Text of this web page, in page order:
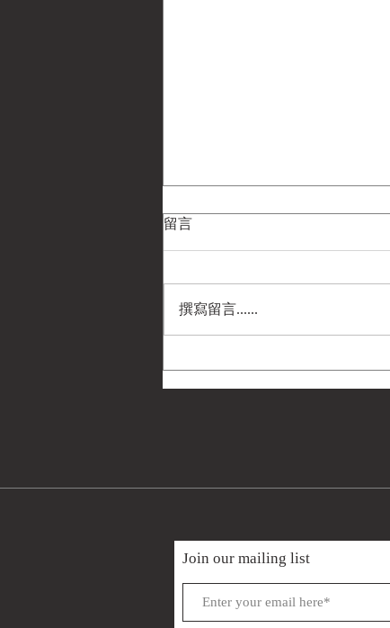
條令第293號(H.Dv. 293)《部
留言
撰寫留言......
Join our mailing list